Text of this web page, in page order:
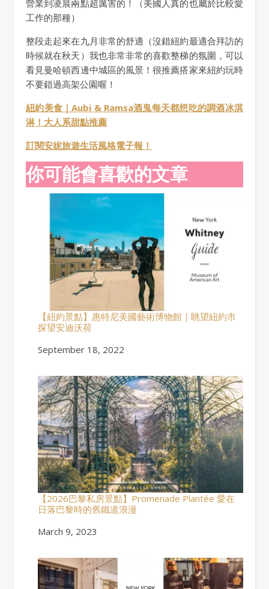
營業到凌晨兩點超厲害的！（美國人真的也屬於比較愛
工作的那種）
整段走起來在九月非常的舒適（沒錯紐約最適合拜訪的
時候就在秋天）我也非常非常的喜歡整梯的氛圍，可以
看見曼哈頓西邊中城區的風景！很推薦搭家來紐約玩時
不要錯過高架公園喔！
紐約美食｜Aubi & Ramsa酒鬼每天都想吃的調酒冰淇
淋！大人系甜點推薦
訂閱安妮旅遊生活風格電子報！
你可能會喜歡的文章
【紐約景點】惠特尼美國藝術博物館｜眺望紐約市
探望安迪沃荷
Date
September 18, 2022
【2026巴黎私房景點】Promenade Plantée 愛在
日落巴黎時的舊鐵道浪漫
Date
March 9, 2023